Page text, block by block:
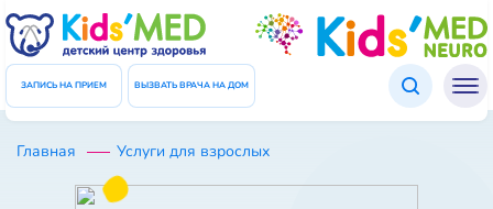
ЗАПИСЬ НА ПРИЕМ ВЫЗВАТЬ ВРАЧА НА ДОМ
Главная Услуги для взрослых
Подтверждение данных
Введите код который был отправлен Вам в СМС
Код
ЗАКРЫТЬ